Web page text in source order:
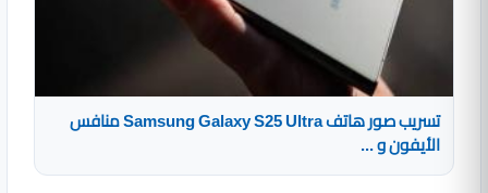
تسريب صور هاتف Samsung Galaxy S25 Ultra منافس
الأيفون و ...